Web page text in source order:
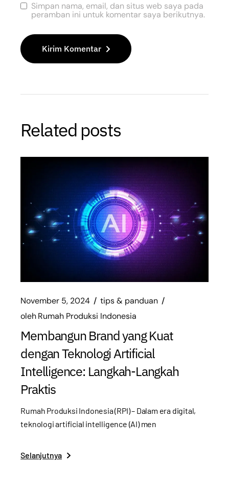
Simpan nama, email, dan situs web saya pada
peramban ini untuk komentar saya berikutnya.
Kirim Komentar
Related posts
November 5, 2024
tips & panduan
olehRumah Produksi Indonesia
Membangun Brand yang Kuat
dengan Teknologi Artificial
Intelligence: Langkah-Langkah
Praktis
Rumah Produksi Indonesia (RPI) – Dalam era digital,
teknologi artificial intelligence (AI) men
Selanjutnya